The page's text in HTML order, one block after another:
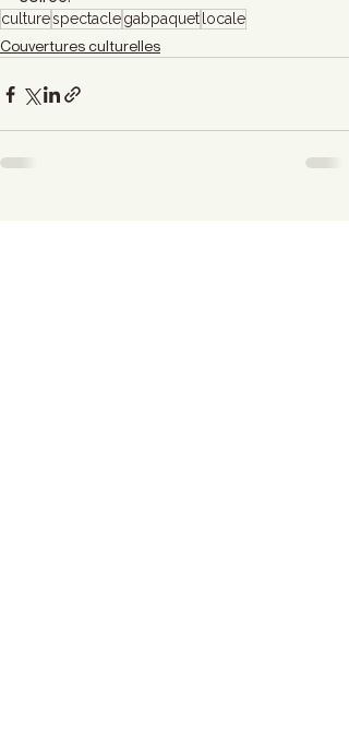
culturespectaclegabpaquetlocale
Couvertures culturelles